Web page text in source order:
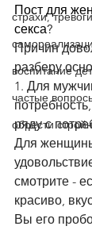
страхи, тревоги
воспитание
частые
обрести
Пост для
секса?
Причин
разберу
1. Для
ряду с
Для
смотрите -
красиво,
Вы его